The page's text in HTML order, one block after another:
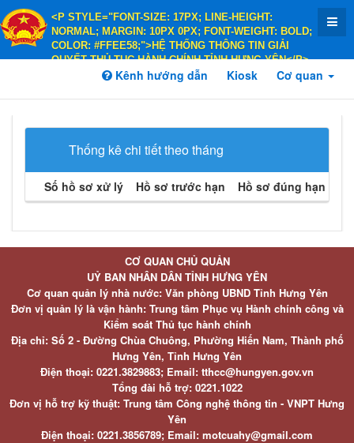
<P STYLE="FONT-SIZE: 17PX; LINE-HEIGHT:
NORMAL; MARGIN: 10PX 0PX; FONT-WEIGHT: BOLD;
COLOR: #FFEE58;">HỆ THỐNG THÔNG TIN GIẢI
QUYẾT THỦ TỤC HÀNH CHÍNH TỈNH HƯNG YÊN</P>
<P STYLE="FONT-SIZE: 14PX; LINE-HEIGHT:
COLOR: #FFEE58;">HÀNH CHÍNH PHỤC VỤ</P>
Kênh hướng dẫn Kiosk Cơ quan
Thống kê chi tiết theo tháng
Số hồ sơ xử lý Hồ sơ trước hạn Hồ sơ đúng hạn
CƠ QUAN CHỦ QUẢN
UỶ BAN NHÂN DÂN TỈNH HƯNG YÊN
Cơ quan quản lý nhà nước: Văn phòng UBND Tỉnh Hưng Yên
Đơn vị quản lý là vận hành: Trung tâm Phục vụ Hành chính công và
Kiểm soát Thủ tục hành chính
Địa chỉ: Số 2 - Đường Chùa Chuông, Phường Hiến Nam, Thành phố
Hưng Yên, Tỉnh Hưng Yên
Điện thoại: 0221.3829883; Email: tthcc@hungyen.gov.vn
Tổng đài hỗ trợ: 0221.1022
Đơn vị hỗ trợ kỹ thuật: Trung tâm Công nghệ thông tin - VNPT Hưng
Yên
Điện thoại: 0221.3856789; Email: motcuahy@gmail.com